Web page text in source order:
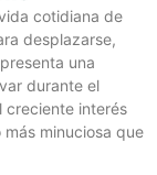
cotidiana de
desplazarse,
una
durante el
creciente interés
minuciosa que